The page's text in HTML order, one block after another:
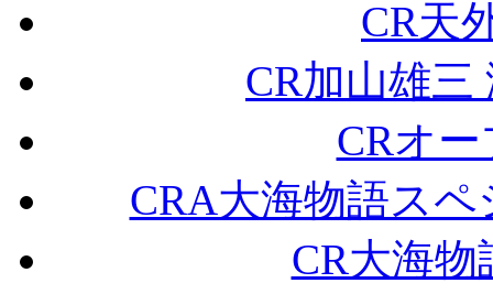
CR天
CR加山雄
CRオ
CRA大海物語ス
CR大海